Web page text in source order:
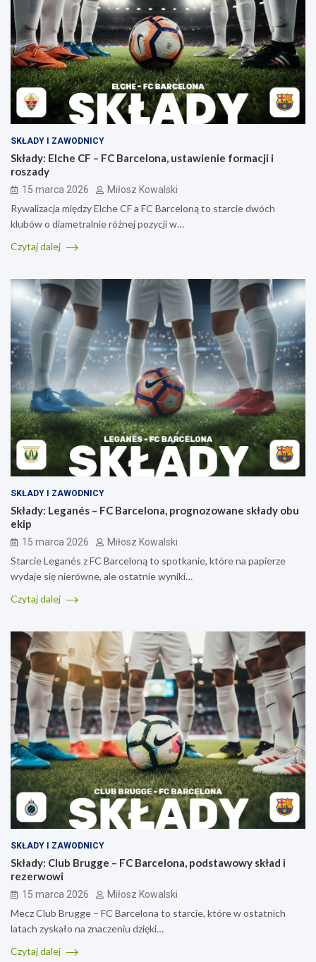
SKŁADY I ZAWODNICY
Składy: Elche CF – FC Barcelona, ustawienie formacji i
roszady
15 marca 2026 Miłosz Kowalski
Rywalizacja między Elche CF a FC Barceloną to starcie dwóch
klubów o diametralnie różnej pozycji w…
Czytaj dalej
SKŁADY I ZAWODNICY
Składy: Leganés – FC Barcelona, prognozowane składy obu
ekip
15 marca 2026 Miłosz Kowalski
Starcie Leganés z FC Barceloną to spotkanie, które na papierze
wydaje się nierówne, ale ostatnie wyniki…
Czytaj dalej
SKŁADY I ZAWODNICY
Składy: Club Brugge – FC Barcelona, podstawowy skład i
rezerwowi
15 marca 2026 Miłosz Kowalski
Mecz Club Brugge – FC Barcelona to starcie, które w ostatnich
latach zyskało na znaczeniu dzięki…
Czytaj dalej